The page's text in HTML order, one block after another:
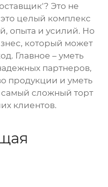
Это не
целый комплекс
опыта и усилий. Но
который может
Главное – уметь
партнеров,
продукции и уметь
самый сложный торт
клиентов.